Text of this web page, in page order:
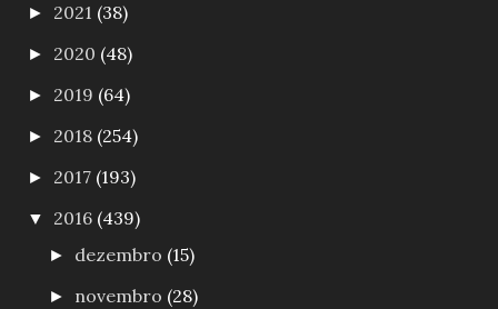
► 2021 (38)
► 2020 (48)
► 2019 (64)
► 2018 (254)
► 2017 (193)
▼ 2016 (439)
► dezembro (15)
► novembro (28)